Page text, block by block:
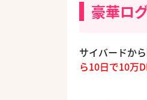
豪華ロ
サイバードか
ら10日で10万